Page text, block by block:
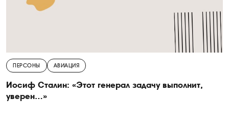
ПЕРСОНЫ АВИАЦИЯ
Иосиф Сталин: «Этот генерал задачу выполнит,
уверен…»